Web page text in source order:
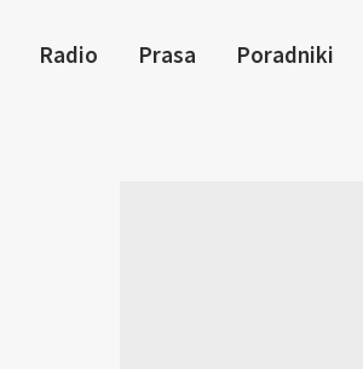
Radio Prasa Poradniki